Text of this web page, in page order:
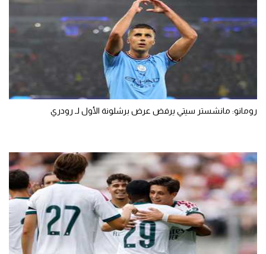
رومانو: مانشستر سيتي يرفض عرض برشلونة الأول لـ رودري